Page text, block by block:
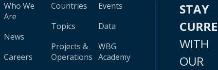
Who We
Are
News
Careers
Countries
Topics
Projects &
Operations
Events
Data
WBG
Academy
STAY
WITH
OUR